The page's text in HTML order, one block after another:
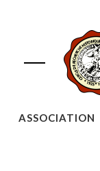
ASSOCIATION